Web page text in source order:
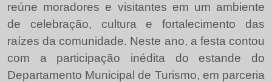
reúne moradores e visitantes em um ambiente
de celebração, cultura e fortalecimento das
raízes da comunidade. Neste ano, a festa contou
com a participação inédita do estande do
Departamento Municipal de Turismo, em parceria